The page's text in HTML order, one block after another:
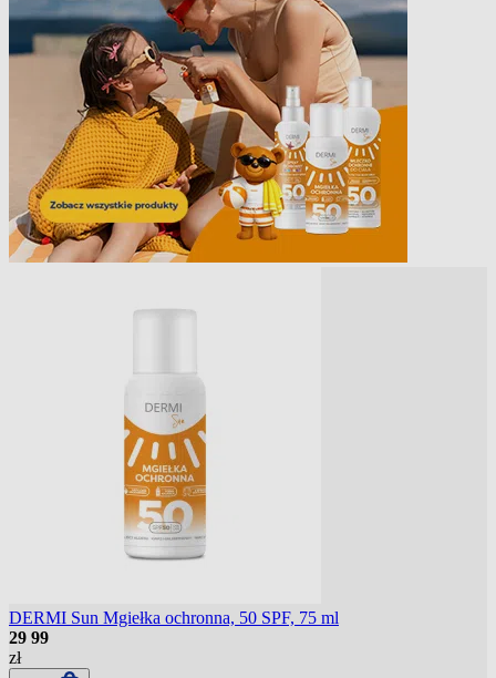
DERMI Sun Mgiełka ochronna, 50 SPF, 75 ml
29 99
zł